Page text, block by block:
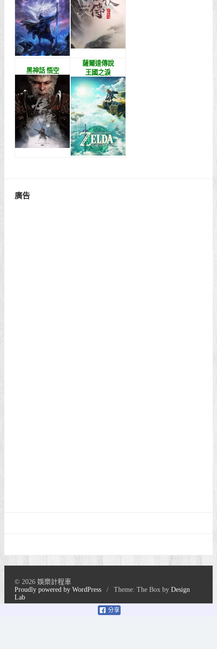
黑神話 悟空
薩爾達傳說
王國之淚
廣告
分享
© 2026 娛樂計程車
Proudly powered by WordPress
/ Theme: The Box byDesign
Lab